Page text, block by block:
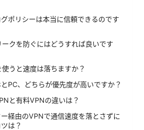
グポリシーは本当に信頼できるのです
ークを防ぐにはどうすれば良いです
うと速度は落ちますか？
PC、どちらが優先度が高いですか？
と有料VPNの違いは？
ー経由のVPNで通信速度を落とさずに
は？